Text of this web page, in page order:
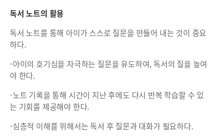
독서 노트의 활용
독서 노트를 통해 아이가 스스로 질문을 만들어 내는 것이 중요
하다.
-아이의 호기심을 자극하는 질문을 유도하여, 독서의 질을 높여
야 한다.
-노트 기록을 통해 시간이 지난 후에도 다시 반복 학습할 수 있
는 기회를 제공해야 한다.
-심층적 이해를 위해서는 독서 후 질문과 대화가 필요하다.